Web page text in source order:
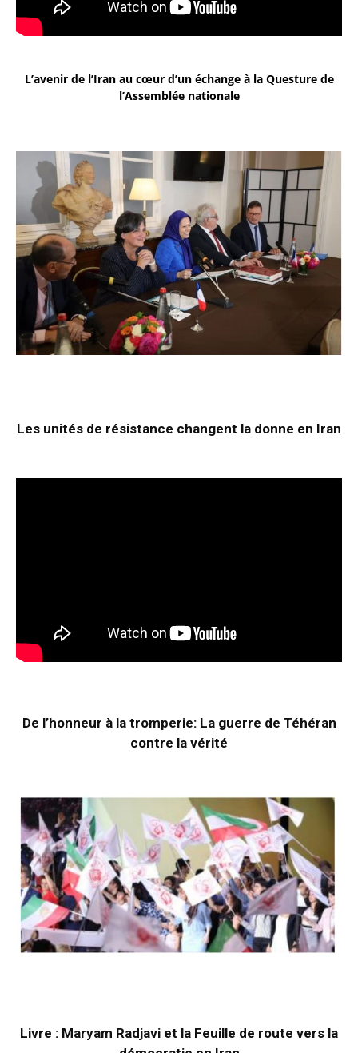
L’avenir de l’Iran au cœur d’un échange à la Questure de
l’Assemblée nationale
Les unités de résistance changent la donne en Iran
De l’honneur à la tromperie: La guerre de Téhéran
contre la vérité
Livre : Maryam Radjavi et la Feuille de route vers la